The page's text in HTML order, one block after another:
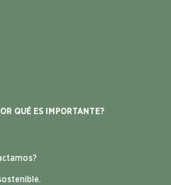
QUÉ ES IMPORTANTE?